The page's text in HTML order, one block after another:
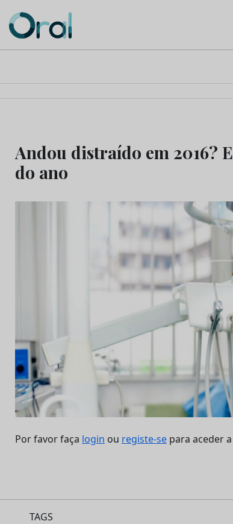
Andou distraído em 2016?
do ano
Por favor faça login ou registe-se para aceder
TAGS